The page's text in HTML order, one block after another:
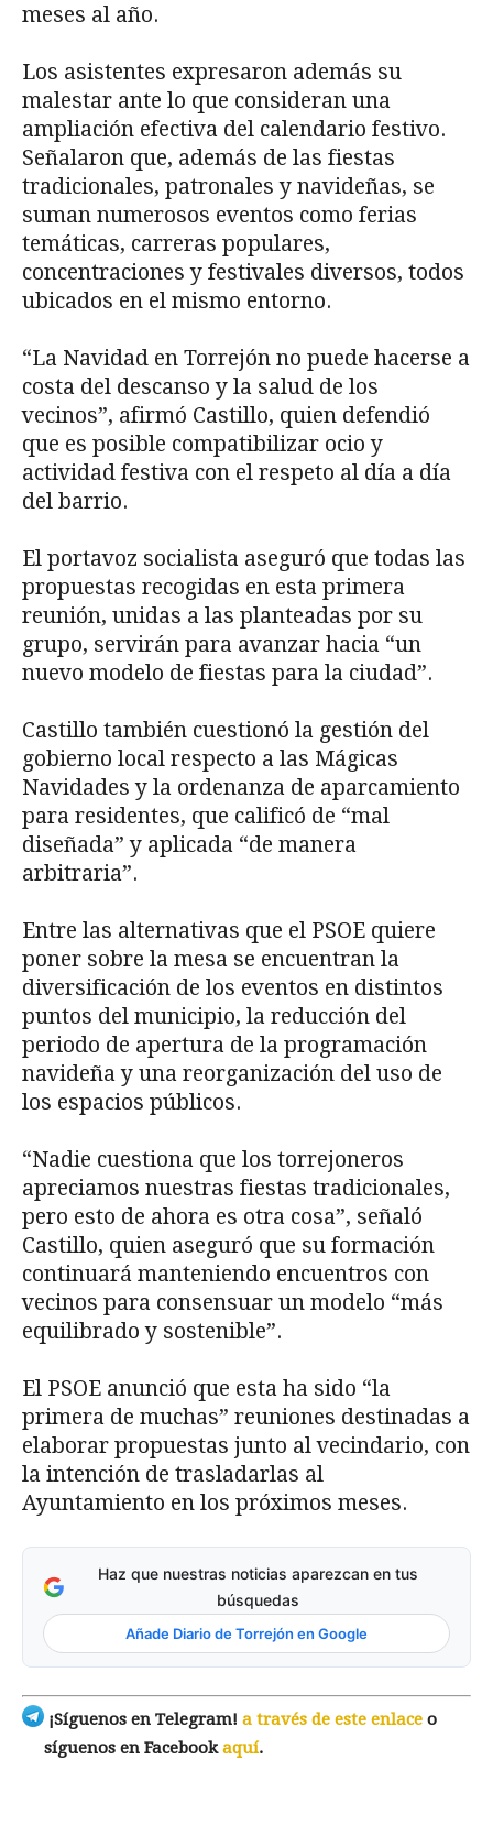
meses al año.
Los asistentes expresaron además su
malestar ante lo que consideran una
ampliación efectiva del calendario festivo.
Señalaron que, además de las fiestas
tradicionales, patronales y navideñas, se
suman numerosos eventos como ferias
temáticas, carreras populares,
concentraciones y festivales diversos, todos
ubicados en el mismo entorno.
“La Navidad en Torrejón no puede hacerse a
costa del descanso y la salud de los
vecinos”, afirmó Castillo, quien defendió
que es posible compatibilizar ocio y
actividad festiva con el respeto al día a día
del barrio.
El portavoz socialista aseguró que todas las
propuestas recogidas en esta primera
reunión, unidas a las planteadas por su
grupo, servirán para avanzar hacia “un
nuevo modelo de fiestas para la ciudad”.
Castillo también cuestionó la gestión del
gobierno local respecto a las Mágicas
Navidades y la ordenanza de aparcamiento
para residentes, que calificó de “mal
diseñada” y aplicada “de manera
arbitraria”.
Entre las alternativas que el PSOE quiere
poner sobre la mesa se encuentran la
diversificación de los eventos en distintos
puntos del municipio, la reducción del
periodo de apertura de la programación
navideña y una reorganización del uso de
los espacios públicos.
“Nadie cuestiona que los torrejoneros
apreciamos nuestras fiestas tradicionales,
pero esto de ahora es otra cosa”, señaló
Castillo, quien aseguró que su formación
continuará manteniendo encuentros con
vecinos para consensuar un modelo “más
equilibrado y sostenible”.
El PSOE anunció que esta ha sido “la
primera de muchas” reuniones destinadas a
elaborar propuestas junto al vecindario, con
la intención de trasladarlas al
Ayuntamiento en los próximos meses.
Haz que nuestras noticias aparezcan en tus
búsquedas
Añade Diario de Torrejón en Google
¡Síguenos en Telegram! a través de este enlace o
síguenos en Facebookaquí.